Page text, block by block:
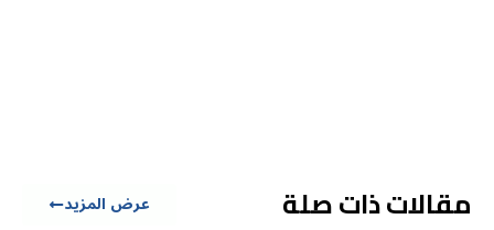
مقالات ذات صلة عرض المزيد